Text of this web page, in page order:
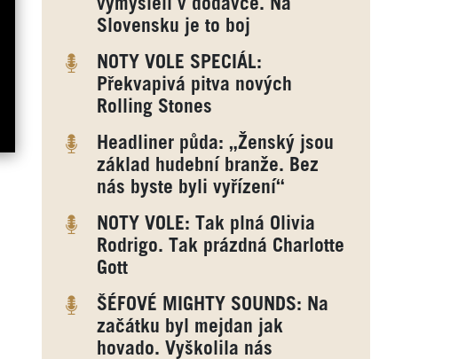
vymysleli v dodávce. Na
Slovensku je to boj
NOTY VOLE SPECIÁL:
Překvapivá pitva nových
Rolling Stones
Headliner půda: „Ženský jsou
základ hudební branže. Bez
nás byste byli vyřízení“
NOTY VOLE: Tak plná Olivia
Rodrigo. Tak prázdná Charlotte
Gott
ŠÉFOVÉ MIGHTY SOUNDS: Na
začátku byl mejdan jak
hovado. Vyškolila nás